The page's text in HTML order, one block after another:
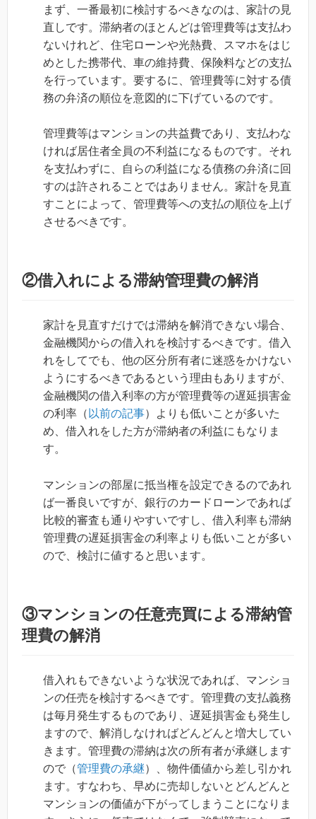
まず、一番最初に検討するべきなのは、家計の見
直しです。滞納者のほとんどは管理費等は支払わ
ないけれど、住宅ローンや光熱費、スマホをはじ
めとした携帯代、車の維持費、保険料などの支払
を行っています。要するに、管理費等に対する債
務の弁済の順位を意図的に下げているのです。
管理費等はマンションの共益費であり、支払わな
ければ居住者全員の不利益になるものです。それ
を支払わずに、自らの利益になる債務の弁済に回
すのは許されることではありません。家計を見直
すことによって、管理費等への支払の順位を上げ
させるべきです。
②借入れによる滞納管理費の解消
家計を見直すだけでは滞納を解消できない場合、
金融機関からの借入れを検討するべきです。借入
れをしてでも、他の区分所有者に迷惑をかけない
ようにするべきであるという理由もありますが、
金融機関の借入利率の方が管理費等の遅延損害金
の利率（ 以前の記事）よりも低いことが多いた
め、借入れをした方が滞納者の利益にもなりま
す。
マンションの部屋に抵当権を設定できるのであれ
ば一番良いですが、銀行のカードローンであれば
比較的審査も通りやすいですし、借入利率も滞納
管理費の遅延損害金の利率よりも低いことが多い
ので、検討に値すると思います。
③マンションの任意売買による滞納管
理費の解消
借入れもできないような状況であれば、マンショ
ンの任売を検討するべきです。管理費の支払義務
は毎月発生するものであり、遅延損害金も発生し
ますので、解消しなければどんどんと増大してい
きます。管理費の滞納は次の所有者が承継します
ので（管理費の承継）、物件価値から差し引かれ
ます。すなわち、早めに売却しないとどんどんと
マンションの価値が下がってしまうことになりま